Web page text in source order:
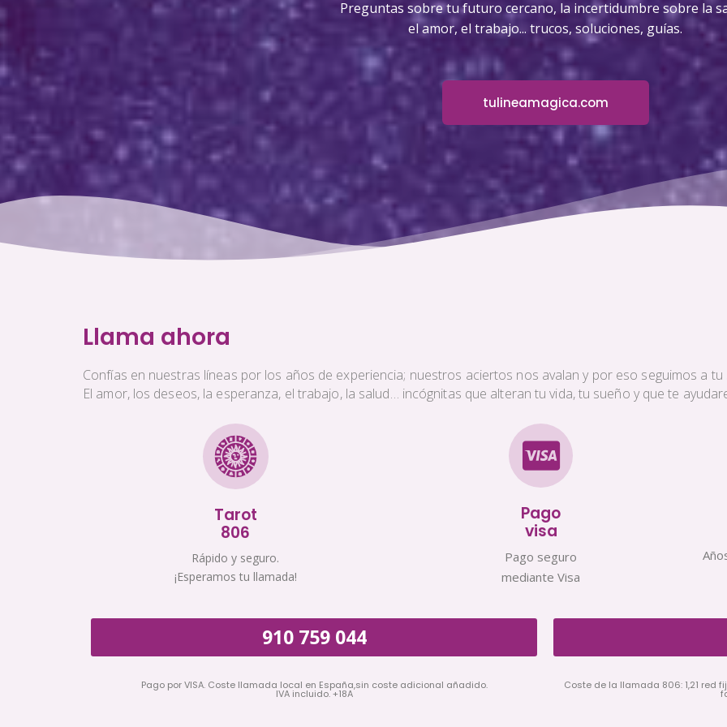
Preguntas sobre tu futuro cercano, la incertidumbre sobre la
el amor, el trabajo... trucos, soluciones, guías.
tulineamagica.com
Llama ahora
Confías en nuestras líneas por los años de experiencia; nuestros aciertos nos avalan y por eso seguimos a
El amor, los deseos, la esperanza, el trabajo, la salud… incógnitas que alteran tu vida, tu sueño y que te
Tarot
806
Rápido y seguro.
¡Esperamos tu llamada!
Pago
visa
Pago seguro
mediante Visa
910 759 044
Pago por VISA. Coste llamada local en España,sin coste adicional añadido.
IVA incluido. +18A
Coste de la llamada 806: 1,21 red